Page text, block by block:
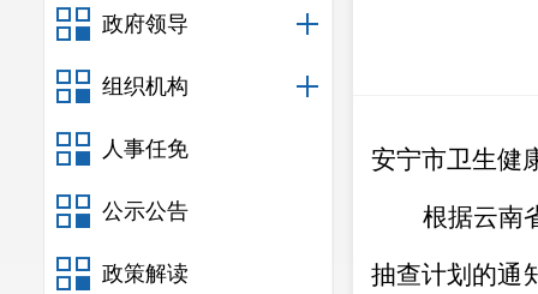
政府领导
组织机构
人事任免
公示公告
政策解读
安宁市卫生健
根据云南
抽查计划的通